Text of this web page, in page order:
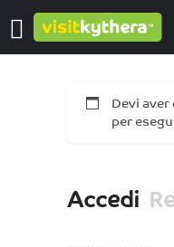
Devi
per
Accedi